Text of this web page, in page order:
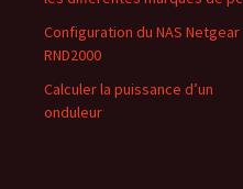
Configuration du NAS Netgear
RND2000
Calculer la puissance d’un
onduleur